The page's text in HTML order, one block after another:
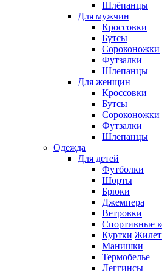
Шлёпанцы
Для мужчин
Кроссовки
Бутсы
Сороконожки
Футзалки
Шлепанцы
Для женщин
Кроссовки
Бутсы
Сороконожки
Футзалки
Шлепанцы
Одежда
Для детей
Футболки
Шорты
Брюки
Джемпера
Ветровки
Спортивные
Манишки
Термобелье
Леггинсы